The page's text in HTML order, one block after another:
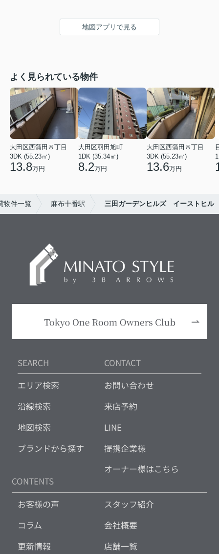
地図アプリで見る
よく見られている物件
大田区西蒲田８丁目
3DK (55.23㎡)
13.8万円
大田区羽田旭町
1DK (35.34㎡)
8.2万円
大田区西蒲田８丁目
3DK (55.23㎡)
13.6万円
物件一覧 麻布十番駅 三田ガーデンヒルズ イーストヒル
SEARCH
エリア検索
沿線検索
地図検索
ブランドから探す
CONTACT
お問い合わせ
来店予約
LINE
提携企業様
オーナー様はこちら
CONTENTS
お客様の声
コラム
更新情報
スタッフ紹介
会社概要
店舗一覧